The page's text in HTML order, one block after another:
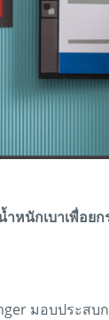
ำหนักเบาเพื่อ
มอบประสบ